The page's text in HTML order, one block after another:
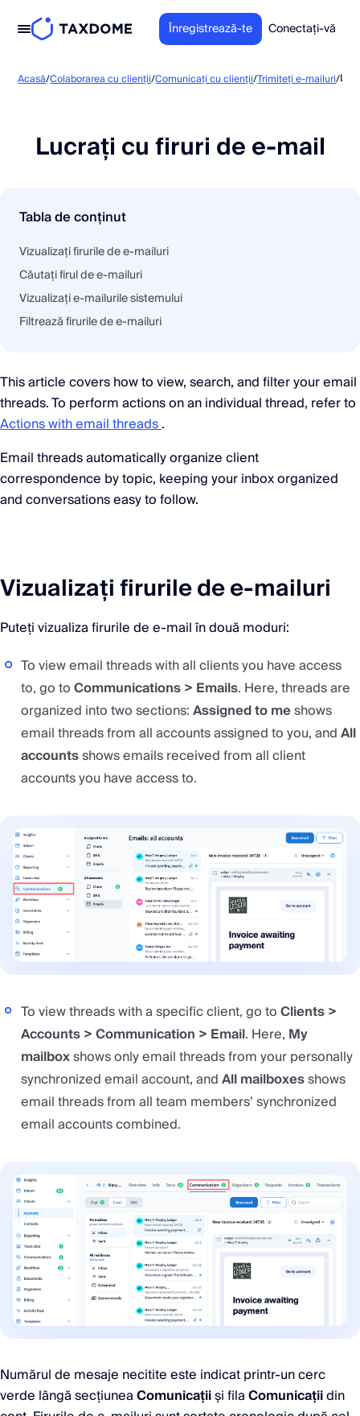
Înregistrează-te Conectați-vă
Acasă/Colaborarea cu clienții/Comunicați cu clienții/Trimiteți e-mailuri/
Lucrați cu firuri de e-mail
Tabla de conținut
Vizualizați firurile de e-mailuri
Căutați firul de e-mailuri
Vizualizați e-mailurile sistemului
Filtrează firurile de e-mailuri
This article covers how to view, search, and filter your email
threads. To perform actions on an individual thread, refer to
Actions with email threads.
Email threads automatically organize client
correspondence by topic, keeping your inbox organized
and conversations easy to follow.
Vizualizați firurile de e-mailuri
Puteți vizualiza firurile de e-mail în două moduri:
To view email threads with all clients you have access
to, go toCommunications > Emails. Here, threads are
organized into two sections:Assigned to meshows
email threads from all accounts assigned to you, andAll
accountsshows emails received from all client
accounts you have access to.
To view threads with a specific client, go toClients >
Accounts > Communication > Email. Here, My
mailboxshows only email threads from your personally
synchronized email account, andAll mailboxesshows
email threads from all team members’ synchronized
email accounts combined.
Numărul de mesaje necitite este indicat printr-un cerc
verde lângă secțiuneaComunicațiiși filaComunicațiidin